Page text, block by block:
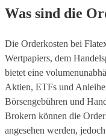
Was sind die
Die Orderkosten bei
Wertpapiers, dem
bietet eine
Aktien, ETFs und
Börsengebühren und
Brokern können die
angesehen werden,